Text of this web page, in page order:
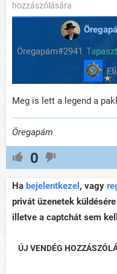
hozzászólására
Öregapám#2941
Meg is lett a legend a
Öregapám
0
Ha bejelentkezel , vagy
privát üzenetek
illetve a captchát sem
ÚJ VENDÉG